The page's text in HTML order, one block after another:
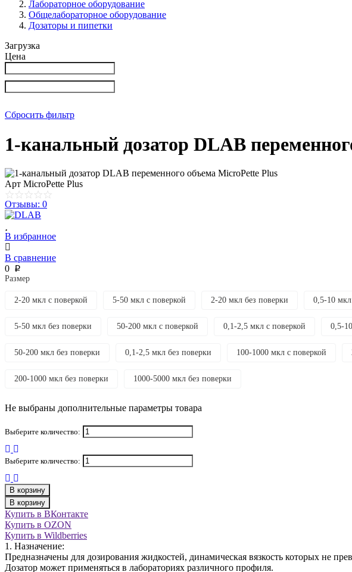
Лабораторное оборудование
Общелабораторное оборудование
Дозаторы и пипетки
Загрузка
Цена
Сбросить фильтр
1-канальный дозатор DLAB
Арт MicroPette Plus
Отзывы: 0
В избранное
В сравнение
0 p
Размер
2-20 мкл с поверкой 5-50 мкл с поверкой 2-20 мкл без поверки 0,5-10
5-50 мкл без поверки 50-200 мкл с поверкой 0,1-2,5 мкл с поверкой 0,5-
50-200 мкл без поверки 0,1-2,5 мкл без поверки 100-1000 мкл с поверкой
200-1000 мкл без поверки 1000-5000 мкл без поверки
Не выбраны дополнительные параметры товара
Выберите количество:
Выберите количество:
В корзину
В корзину
Купить в ВКонтакте
Купить в OZON
Купить в Wildberries
1. Назначение:
Предназначены для дозирования жидкостей, динамическая вязкость которых не
Дозатор может применяться в лабораториях различного профиля.